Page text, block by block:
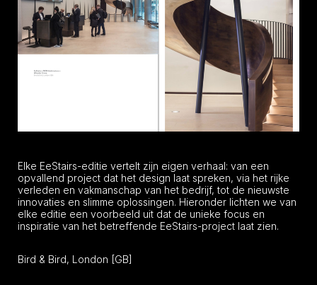
Elke EeStairs-editie vertelt zijn eigen verhaal: van een
opvallend project dat het design laat spreken, via het rijke
verleden en vakmanschap van het bedrijf, tot de nieuwste
innovaties en slimme oplossingen. Hieronder lichten we van
elke editie een voorbeeld uit dat de unieke focus en
inspiratie van het betreffende EeStairs-project laat zien.
Bird & Bird, London [GB]